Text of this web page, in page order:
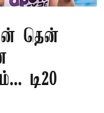
தென்
டி20